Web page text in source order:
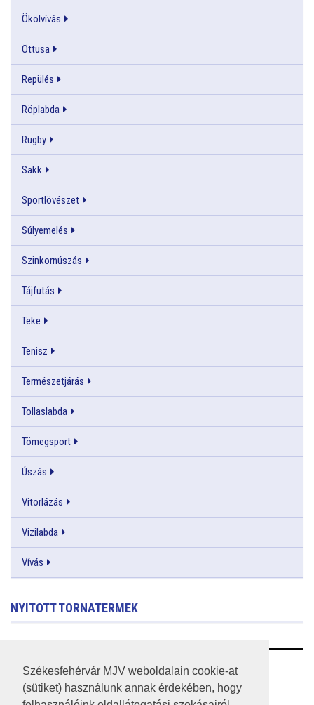
Székesfehérvár MJV weboldalain cookie-at
(sütiket) használunk annak érdekében, hogy
Ökölvívás
Öttusa
Repülés
Röplabda
Rugby
Sakk
Sportlövészet
Súlyemelés
Szinkornúszás
Tájfutás
Teke
Tenisz
Természetjárás
Tollaslabda
Tömegsport
Úszás
Vitorlázás
Vizilabda
Vívás
NYITOTT TORNATERMEK
RSS
A HONLAP 2017.03.31-I ÁLLAPOTA